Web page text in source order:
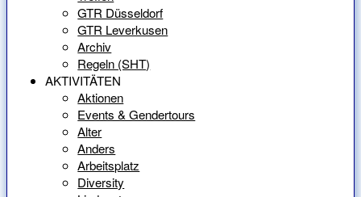
GTR Düsseldorf
GTR Leverkusen
Archiv
Regeln (SHT)
AKTIVITÄTEN
Aktionen
Events & Gendertours
Alter
Anders
Arbeitsplatz
Diversity